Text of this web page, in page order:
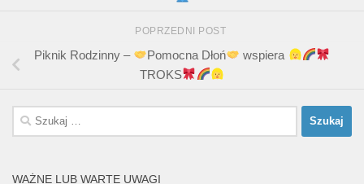
POPRZEDNI POST
Piknik Rodzinny – Pomocna Dłoń
wspiera
TROKS
Szukaj:
WAŻNE LUB WARTE UWAGI